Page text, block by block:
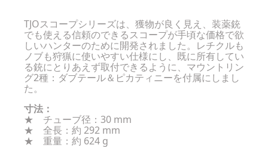
TJOスコープシリーズは、獲物が良く見え、装薬銃
でも使える信頼のできるスコープが手頃な価格で欲
しいハンターのために開発されました。レチクルも
ノブも狩猟に使いやすい仕様にし、既に所有してい
る銃にとりあえず取付できるように、マウントリン
グ2種：ダブテール＆ピカティニーを付属にしまし
た。
寸法：
★ チューブ径：30 mm
★ 全長：約 292 mm
★ 重量：約 624 g